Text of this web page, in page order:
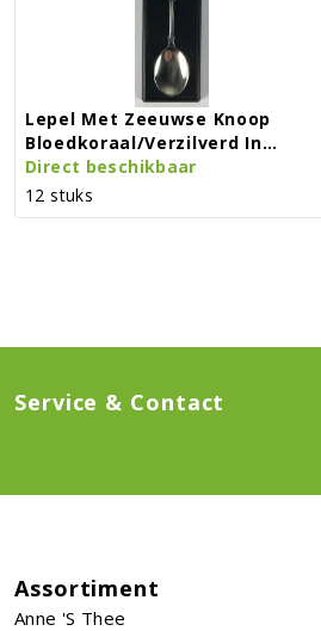
Lepel Met Zeeuwse Knoop
Bloedkoraal/verzilverd In
Doosje
Direct beschikbaar
12 stuks
Service & Contact
Assortiment
Anne 's Thee